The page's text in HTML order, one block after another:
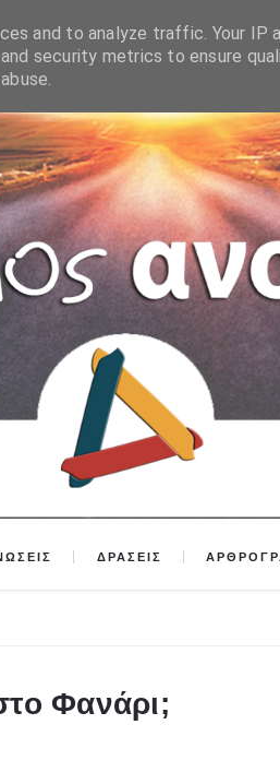
ΔΡΑΣΕΙΣ
Φανάρι;
and to analyze traffic. Your IP
security metrics to ensure